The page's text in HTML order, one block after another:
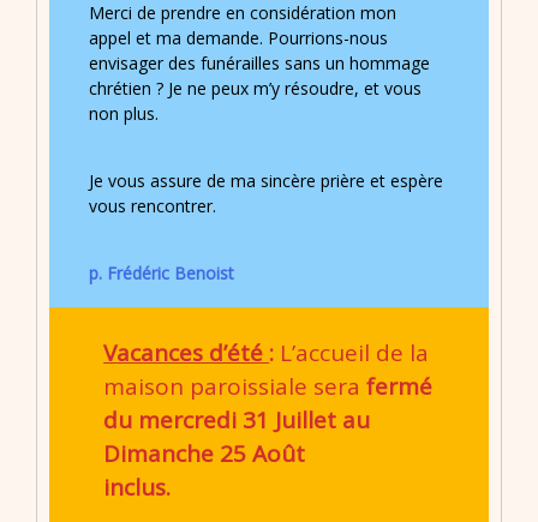
Merci de prendre en considération mon
appel et ma demande. Pourrions-nous
envisager des funérailles sans un hommage
chrétien ? Je ne peux m’y résoudre, et vous
non plus.
Je vous assure de ma sincère prière et espère
vous rencontrer.
p. Frédéric Benoist
Vacances d’été : L’accueil de la
maison paroissiale serafermé
du mercredi 31 Juillet au
Dimanche 25 Août
inclus.